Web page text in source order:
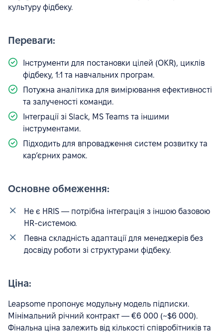
культуру фідбеку.
Переваги:
Інструменти для постановки цілей (OKR), циклів
фідбеку, 1:1 та навчальних програм.
Потужна аналітика для вимірювання ефективності
та залученості команди.
Інтеграції зі Slack, MS Teams та іншими
інструментами.
Підходить для впровадження систем розвитку та
кар’єрних рамок.
Основне обмеження:
Не є HRIS — потрібна інтеграція з іншою базовою
HR-системою.
Певна складність адаптації для менеджерів без
досвіду роботи зі структурами фідбеку.
Ціна:
Leapsome пропонує модульну модель підписки.
Мінімальний річний контракт — €6 000 (~$6 000).
Фінальна ціна залежить від кількості співробітників та